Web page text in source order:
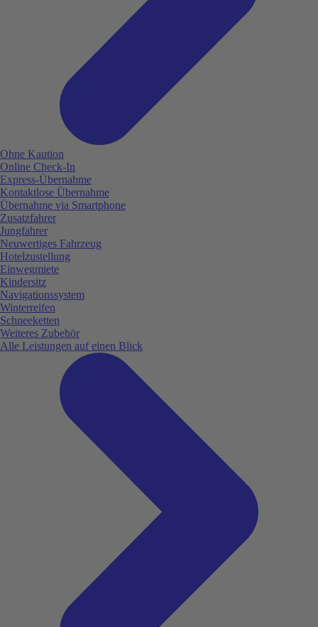
Ohne Kaution
Online Check-In
Express-Übernahme
Kontaktlose Übernahme
Übernahme via Smartphone
Zusatzfahrer
Jungfahrer
Neuwertiges Fahrzeug
Hotelzustellung
Einwegmiete
Kindersitz
Navigationssystem
Winterreifen
Schneeketten
Weiteres Zubehör
Alle Leistungen auf einen Blick